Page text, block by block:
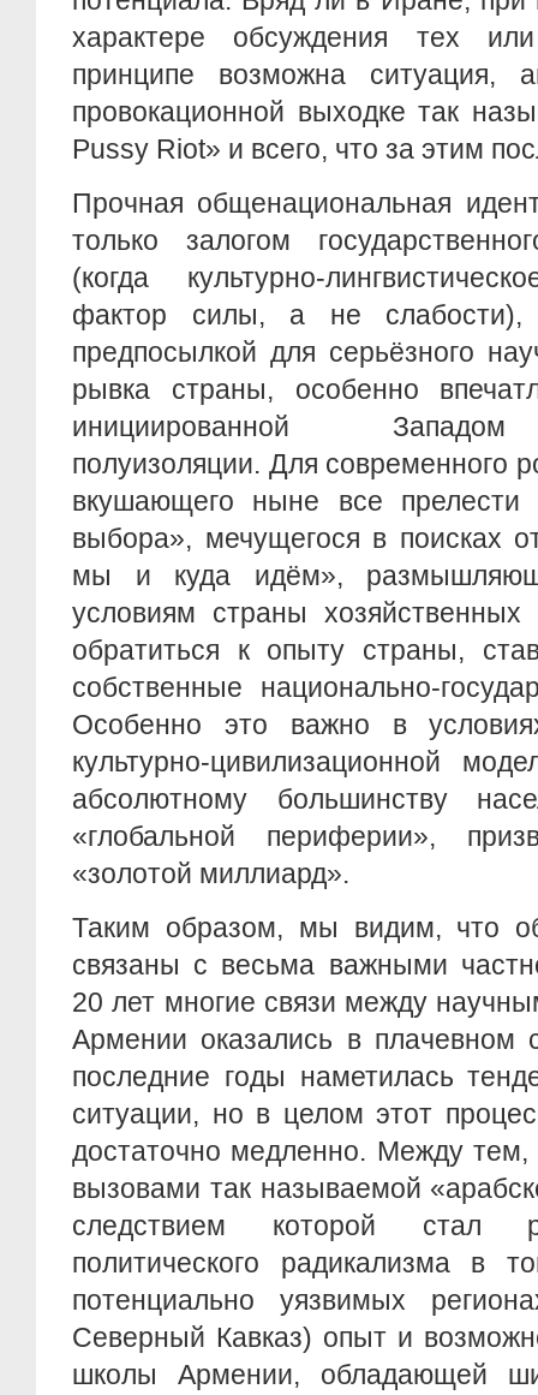
характере обсуждения тех
принципе возможна ситуация,
провокационной выходке так
Pussy Riot» и всего, что за этим
Прочная общенациональная
только залогом
(когда культурно-
фактор силы, а не
предпосылкой для серьёзного
рывка страны, особенно
инициированной
полуизоляции. Для современного
вкушающего ныне все прелести
выбора», мечущегося в поисках
мы и куда идём»,
условиям страны хозяйственных
обратиться к опыту страны,
собственные национально-
Особенно это важно в
культурно-цивилизационной
абсолютному большинству
«глобальной периферии»,
«золотой миллиард».
Таким образом, мы видим, что
связаны с весьма важными
20 лет многие связи между
Армении оказались в плачевном
последние годы наметилась
ситуации, но в целом этот
достаточно медленно. Между тем,
вызовами так называемой
следствием которой стал
политического радикализма в
потенциально уязвимых
Северный Кавказ) опыт и
школы Армении, обладающей